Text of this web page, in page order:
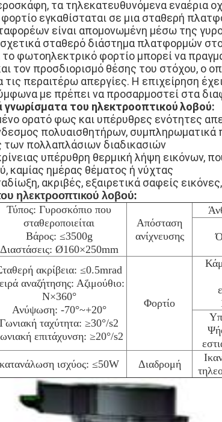
τα τηλεκατευθυνόμενα εναέρια
εγκαθίσταται σε μια σταθερή
είναι απομονωμένη μέσω της
σχετικά σταθερό διάστημα πλατφορμών
φωτοηλεκτρικό φορτίο μπορεί να
τον προσδιορισμό θέσης του στόχου, ο
τις περαιτέρω απεργίες. Η επιχείρηση
με πρέπει να προσαρμοστεί στα
γνωρίσματα του ηλεκτροοπτικούλοβού:
ορατό φως και υπέρυθρες ενότητες
πολυαισθητήρων, συμπληρωματικά
των πολλαπλάσιων διαδικασιών
υπέρυθρη θερμική λήψη εικόνων,
καμίας ημέρας θέματος ή νύχτας
ακριβές, εξαιρετικά σαφείς
ηλεκτροοπτικού λοβού:
Τύπος: Γυροσκόπιο που
σταθεροποιείται
Βάρος: ≤3500g
Διαστάσεις: Ø160×250mm
Απόσταση
ανίχνευσης
ακρίβεια: ≤0.5mrad
αναζήτησης: Αζιμούθιο:
N×360°
Ανύψωση: -70°~+20°
Γωνιακή ταχύτητα: ≥30°/s2
επιτάχυνση: ≥20°/s2
Φορτίο
κατανάλωση ισχύος: ≤50W Διαδρομή